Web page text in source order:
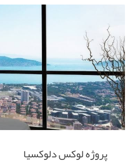
پروژه لوکس دلوکسیا
پروژه لوکس skyland
خرید ملک در استانبول پروژه OPTIMIST